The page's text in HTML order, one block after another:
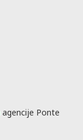
agencije Ponte